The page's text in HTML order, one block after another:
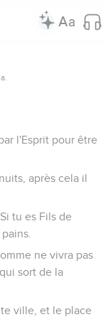
l'Esprit pour être
après cela il
tu es Fils de
ne vivra pas
sort de la
ville, et le place